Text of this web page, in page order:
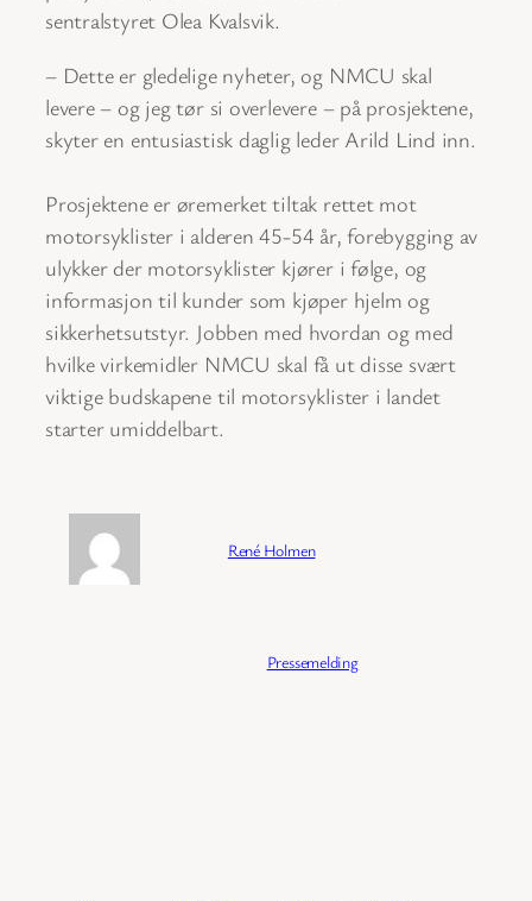
sentralstyret Olea Kvalsvik.
– Dette er gledelige nyheter, og NMCU skal
levere – og jeg tør si overlevere – på prosjektene,
skyter en entusiastisk daglig leder Arild Lind inn.
Prosjektene er øremerket tiltak rettet mot
motorsyklister i alderen 45-54 år, forebygging av
ulykker der motorsyklister kjører i følge, og
informasjon til kunder som kjøper hjelm og
sikkerhetsutstyr. Jobben med hvordan og med
hvilke virkemidler NMCU skal få ut disse svært
viktige budskapene til motorsyklister i landet
starter umiddelbart.
René Holmen
Pressemelding